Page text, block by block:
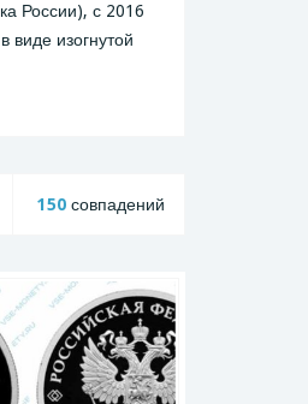
России), с 2016
виде изогнутой
150 совпадений